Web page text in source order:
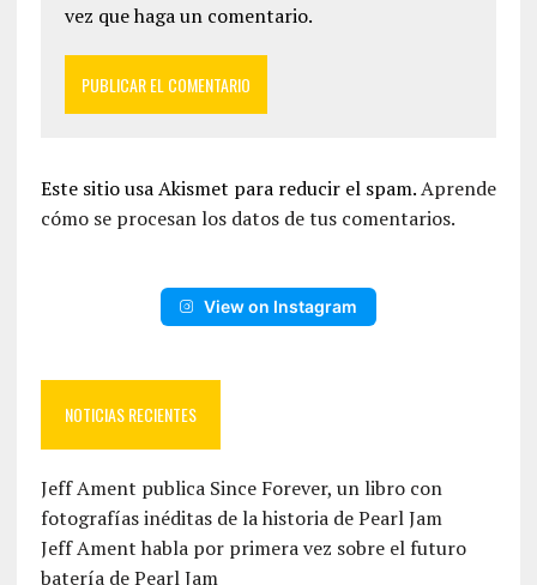
vez que haga un comentario.
Este sitio usa Akismet para reducir el spam.Aprende
cómo se procesan los datos de tus comentarios.
View on Instagram
NOTICIAS RECIENTES
Jeff Ament publica Since Forever, un libro con
fotografías inéditas de la historia de Pearl Jam
Jeff Ament habla por primera vez sobre el futuro
batería de Pearl Jam